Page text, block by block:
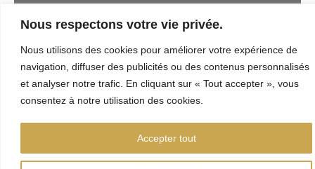
Nous respectons votre vie privée.
Nous utilisons des cookies pour améliorer votre expérience de
navigation, diffuser des publicités ou des contenus personnalisés
et analyser notre trafic. En cliquant sur « Tout accepter », vous
consentez à notre utilisation des cookies.
Accepter tout